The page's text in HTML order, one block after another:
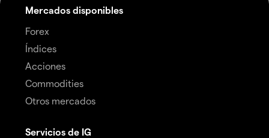
Mercados disponibles
Forex
Índices
Acciones
Commodities
Otros mercados
Servicios de IG